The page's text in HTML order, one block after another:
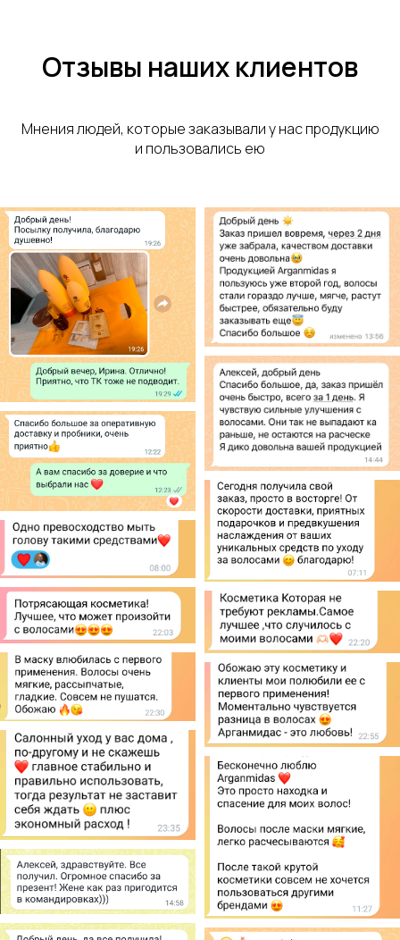
Отзывы наших клиентов
Мнения людей, которые заказывали у нас продукцию
и пользовались ею